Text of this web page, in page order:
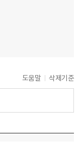
도움말 삭제기준